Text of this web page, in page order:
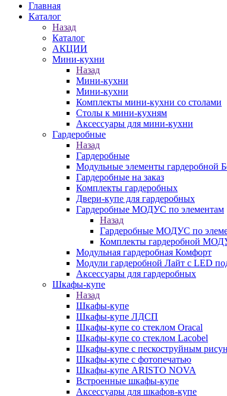
Главная
Каталог
Назад
Каталог
АКЦИИ
Мини-кухни
Назад
Мини-кухни
Мини-кухни
Комплекты мини-кухни со столами
Столы к мини-кухням
Аксессуары для мини-кухни
Гардеробные
Назад
Гардеробные
Модульные элементы гардеробной
Гардеробные на заказ
Комплекты гардеробных
Двери-купе для гардеробных
Гардеробные МОДУС по элементам
Назад
Гардеробные МОДУС по
Комплекты гардеробной
Модульная гардеробная Комфорт
Модули гардеробной Лайт с LED
Аксессуары для гардеробных
Шкафы-купе
Назад
Шкафы-купе
Шкафы-купе ЛДСП
Шкафы-купе со стеклом Oracal
Шкафы-купе со стеклом Lacobel
Шкафы-купе с пескоструйным
Шкафы-купе с фотопечатью
Шкафы-купе ARISTO NOVA
Встроенные шкафы-купе
Аксессуары для шкафов-купе